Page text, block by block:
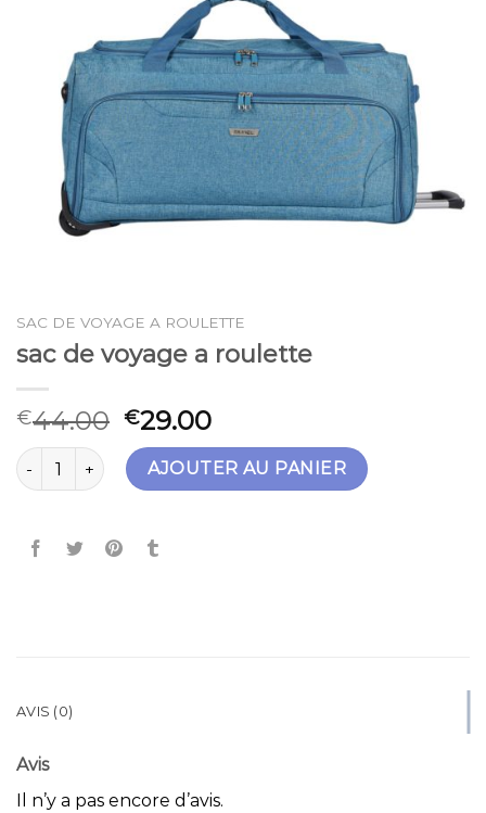
SAC DE VOYAGE A ROULETTE
sac de voyage a roulette
€44.00 €29.00
quantité de sac de voyage a roulette
AJOUTER AU PANIER
AVIS (0)
Avis
Il n’y a pas encore d’avis.